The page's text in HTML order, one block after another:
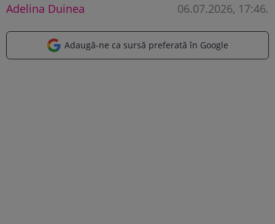
Adelina Duinea 06.07.2026, 17:46.
Adaugă-ne ca sursă preferată în Google